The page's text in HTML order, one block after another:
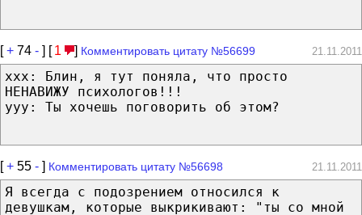
[+ 74 - ] [ 1 ] Комментировать цитату №56699 21.11.2011
xxx: Блин, я тут поняла, что просто
НЕНАВИЖУ психологов!!!
yyy: Ты хочешь поговорить об этом?
[+ 55 - ] Комментировать цитату №56698 21.11.2011
Я всегда с подозрением относился к
девушкам, которые выкрикивают: "ты со мной